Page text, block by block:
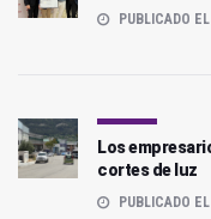
PUBLICADO
Los
cortes de luz
PUBLICADO